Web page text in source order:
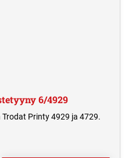
6/4929
Printy 4929 ja 4729.